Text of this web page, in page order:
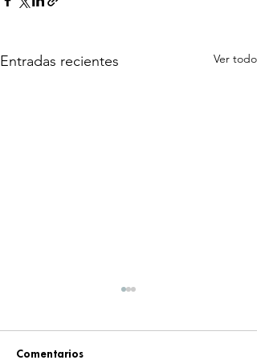
Entradas recientes Ver todo
Comentarios